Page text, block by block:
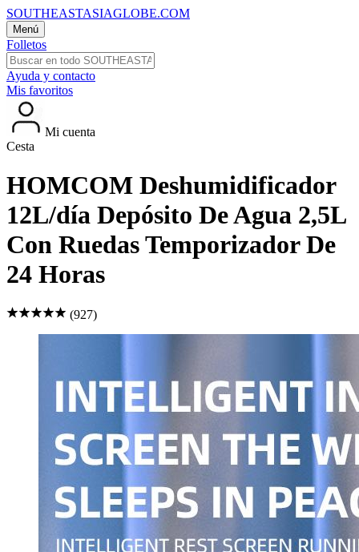
SOUTHEASTASIAGLOBE.COM
Menú
Folletos
Ayuda y contacto
Mis favoritos
Mi cuenta
Cesta
HOMCOM Deshumidificador
12L/día Depósito De Agua 2,5L
Con Ruedas Temporizador De
24 Horas
(927)